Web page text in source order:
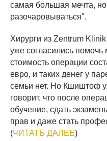
самая большая мечта,
разочаровываться".
Хирурги из Zentrum
уже согласились
стоимость операции
евро, и таких денег у
семьи нет. Но Кшиштоф
говорит, что после
обучение, сдать
прав и даже стать
(ЧИТАТЬ ДАЛЕЕ)